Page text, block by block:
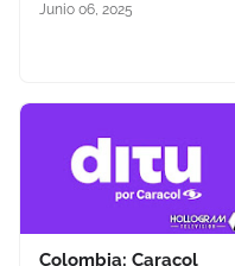
Junio 06, 2025
Colombia: Caracol